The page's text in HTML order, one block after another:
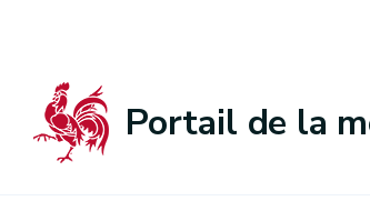
Portail de la